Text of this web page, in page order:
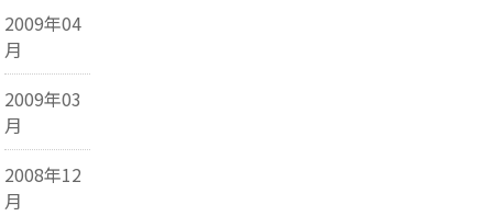
2009年04
月
2009年03
月
2008年12
月